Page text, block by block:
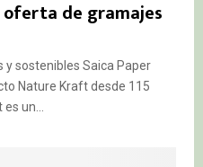
oferta de gramajes
y sostenibles Saica Paper
Nature Kraft desde 115
un...